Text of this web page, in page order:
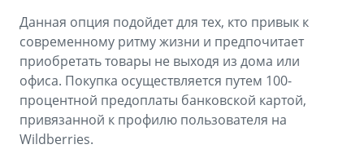
Данная опция подойдет для тех, кто привык к
современному ритму жизни и предпочитает
приобретать товары не выходя из дома или
офиса. Покупка осуществляется путем 100-
процентной предоплаты банковской картой,
привязанной к профилю пользователя на
Wildberries.